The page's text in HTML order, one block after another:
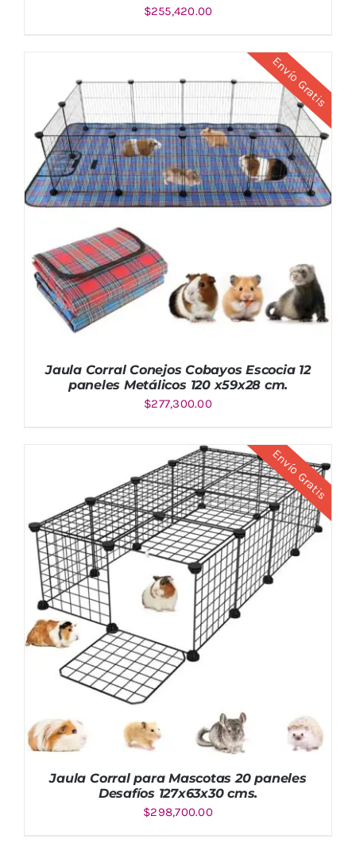
AÑADIR AL CARRITO / DETALLES
$255,420.00
AÑADIR AL CARRITO / DETALLES
Envío Gratis
Jaula Corral Conejos Cobayos Escocia 12
paneles Metálicos 120 x59x28 cm.
$277,300.00
Envío Gratis
Jaula Corral para Mascotas 20 paneles
Desafíos 127x63x30 cms.
$298,700.00